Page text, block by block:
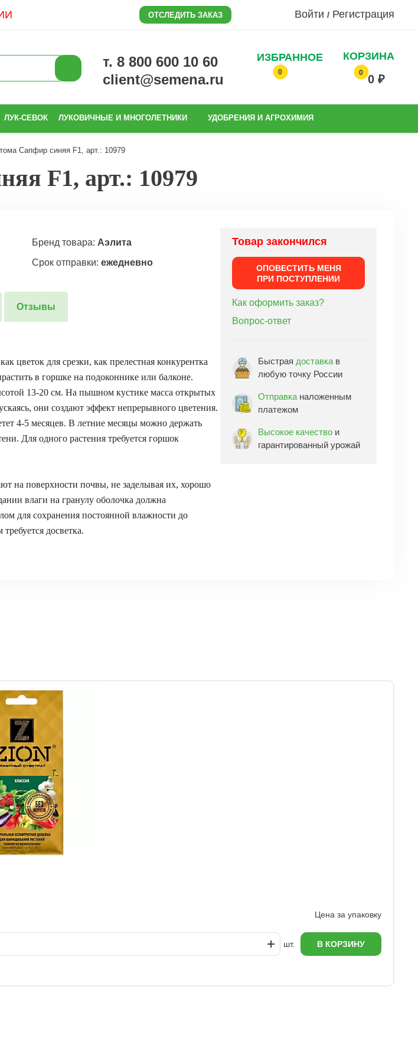
ОТСЛЕДИТЬ ЗАКАЗ Войти / Регистрация
т. 8 800 600 10 60
client@semena.ru
ИЗБРАННОЕ
0
КОРЗИНА
0
0 ₽
ЛУК-СЕВОК ЛУКОВИЧНЫЕ И МНОГОЛЕТНИКИ УДОБРЕНИЯ И АГРОХИМИЯ
Сапфир синяя F1, арт.: 10979
F1, арт.: 10979
Бренд товара: Аэлита
Срок отправки: ежедневно
Отзывы
цветок для срезки, как прелестная конкурентка
в горшке на подоконнике или балконе.
13-20 см. На пышном кустике масса открытых
они создают эффект непрерывного цветения.
4-5 месяцев. В летние месяцы можно держать
Для одного растения требуется горшок
на поверхности почвы, не заделывая их, хорошо
влаги на гранулу оболочка должна
для сохранения постоянной влажности до
досветка.
Товар закончился
ОПОВЕСТИТЬ МЕНЯ
ПРИ ПОСТУПЛЕНИИ
Как оформить заказ?
Вопрос-ответ
Быстрая доставка в
любую точку России
Отправка наложенным
платежом
Высокое качество и
гарантированный урожай
Цена за упаковку
шт. В КОРЗИНУ